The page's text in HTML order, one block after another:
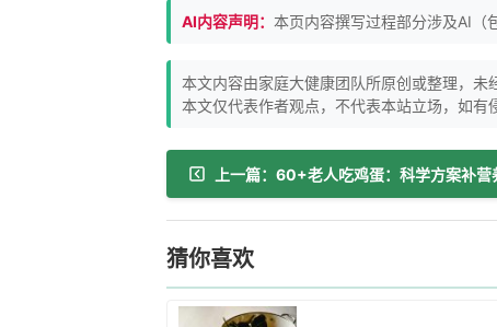
AI内容声明： 本页内容撰写过程部分涉及AI（
本文内容由家庭大健康团队所原创或整理，未
本文仅代表作者观点，不代表本站立场，如有
猜你喜欢